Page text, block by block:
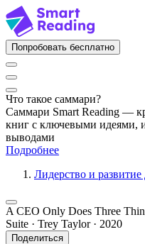
Попробовать бесплатно
Что такое саммари?
Саммари Smart Reading —
книг с ключевыми идеями,
выводами
Подробнее
Лидерство и развитие
A CEO Only Does Three
Suite · Trey Taylor · 2020
Поделиться